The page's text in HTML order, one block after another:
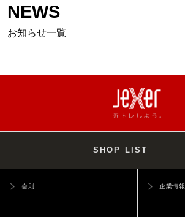
NEWS
お知らせ一覧
SHOP LIST
会則 企業情報